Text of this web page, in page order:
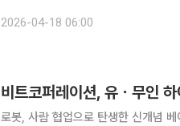
고 있다는 얘기다. 17일 국
2026-04-18 06:00
비트코퍼레이션, 유ㆍ무인
로봇, 사람 협업으로 탄생한 신개념 베이커리 카